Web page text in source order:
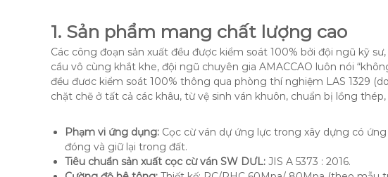
1. Sản phẩm mang chất lượng cao
Các công đoạn sản xuất đều được kiểm soát 100% bởi đội ngũ kỹ
cầu vô cùng khắt khe, đội ngũ chuyên gia AMACCAO luôn nói
đều đươc kiểm soát 100% thông qua phòng thí nghiệm LAS 1329
chặt chẽ ở tất cả các khâu, từ vệ sinh ván khuôn, chuẩn bị lồng
Phạm vi ứng dụng: Cọc cừ ván dự ứng lực trong xây dựng có
đóng và giữ lại trong đất.
Tiêu chuẩn sản xuất cọc cừ ván SW DƯL: JIS A 5373 : 2016.